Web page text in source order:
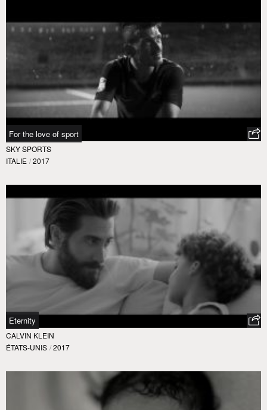
For the love of sport
SKY SPORTS
ITALIE / 2017
Eternity
CALVIN KLEIN
ÉTATS-UNIS / 2017